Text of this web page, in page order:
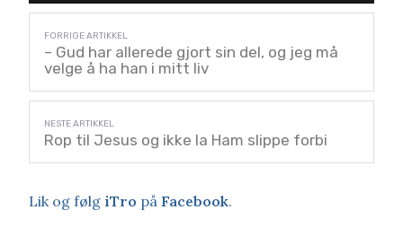
– Gud har allerede gjort sin del, og jeg må
velge å ha han i mitt liv
Rop til Jesus og ikke la Ham slippe forbi
Lik og følg iTro på Facebook.